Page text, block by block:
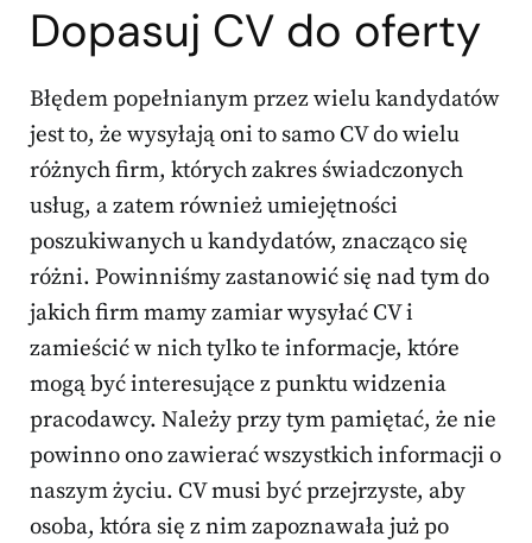
Dopasuj CV do oferty
Błędem popełnianym przez wielu kandydatów
jest to, że wysyłają oni to samo CV do wielu
różnych firm, których zakres świadczonych
usług, a zatem również umiejętności
poszukiwanych u kandydatów, znacząco się
różni. Powinniśmy zastanowić się nad tym do
jakich firm mamy zamiar wysyłać CV i
zamieścić w nich tylko te informacje, które
mogą być interesujące z punktu widzenia
pracodawcy. Należy przy tym pamiętać, że nie
powinno ono zawierać wszystkich informacji o
naszym życiu. CV musi być przejrzyste, aby
osoba, która się z nim zapoznawała już po